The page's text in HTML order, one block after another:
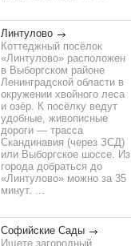
Линтулово
Коттеджный посёлок
«Линтулово» расположен
в Выборгском районе
Ленинградской области в
окружении хвойного леса
и озёр. К посёлку ведут
удобные, живописные
дороги — трасса
Скандинавия (через ЗСД)
или Выборгское шоссе. Из
города добраться до
«Линтулово» можно за 35
минут. ...
Софийские Сады
Ищете загородный